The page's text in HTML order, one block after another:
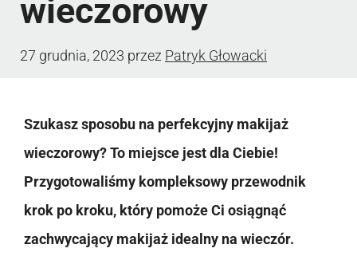
wieczorowy
27 grudnia, 2023 przez Patryk Głowacki
Szukasz sposobu na perfekcyjny makijaż
wieczorowy? To miejsce jest dla Ciebie!
Przygotowaliśmy kompleksowy przewodnik
krok po kroku, który pomoże Ci osiągnąć
zachwycający makijaż idealny na wieczór.